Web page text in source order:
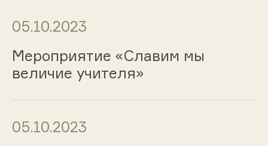
05.10.2023
Мероприятие «Славим мы
величие учителя»
05.10.2023